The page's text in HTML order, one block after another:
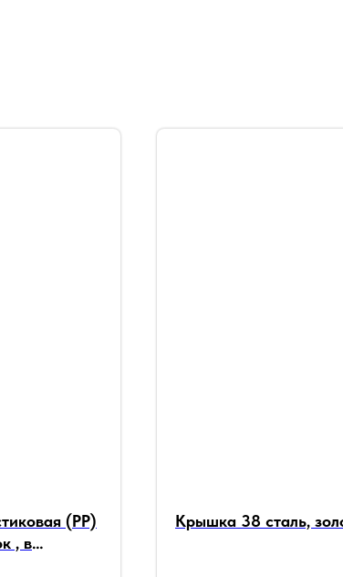
(РР)
, в
Крышка 38 сталь,